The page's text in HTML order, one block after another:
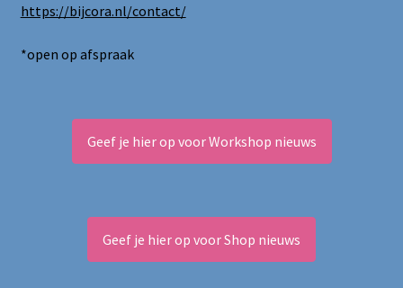
https://bijcora.nl/contact/
*open op afspraak
Geef je hier op voor Workshop nieuws
Geef je hier op voor Shop nieuws